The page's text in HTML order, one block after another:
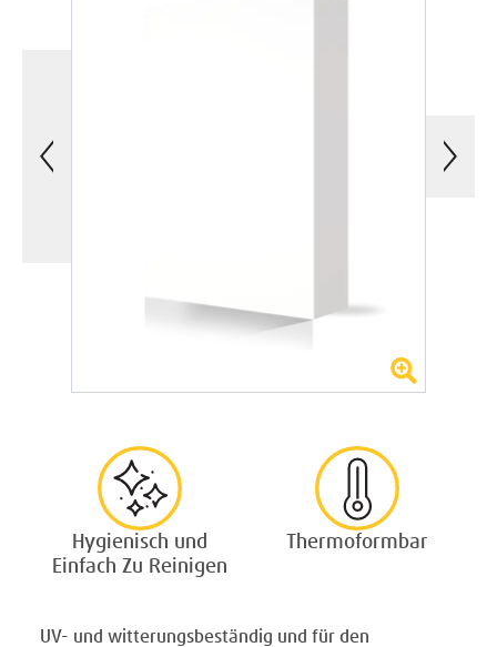
Hygienisch und
Einfach Zu Reinigen
Thermoformbar
UV- und witterungsbeständig und für den